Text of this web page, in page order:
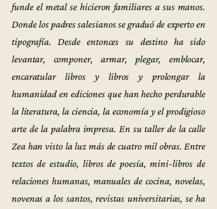
funde el metal se hicieron familiares a sus manos.
Donde los padres salesianos se graduó de experto en
tipografía. Desde entonces su destino ha sido
levantar, componer, armar, plegar, emblocar,
encaratular libros y libros y prolongar la
humanidad en ediciones que han hecho perdurable
la literatura, la ciencia, la economía y el prodigioso
arte de la palabra impresa. En su taller de la calle
Zea han visto la luz más de cuatro mil obras. Entre
textos de estudio, libros de poesía, mini-libros de
relaciones humanas, manuales de cocina, novelas,
novenas a los santos, revistas universitarias, se ha